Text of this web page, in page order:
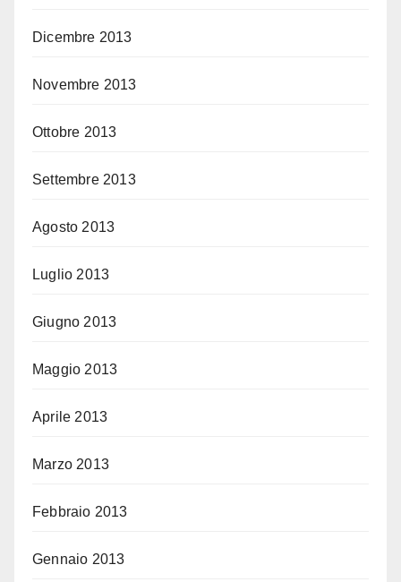
Dicembre 2013
Novembre 2013
Ottobre 2013
Settembre 2013
Agosto 2013
Luglio 2013
Giugno 2013
Maggio 2013
Aprile 2013
Marzo 2013
Febbraio 2013
Gennaio 2013